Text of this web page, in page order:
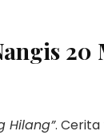
Hilang”.